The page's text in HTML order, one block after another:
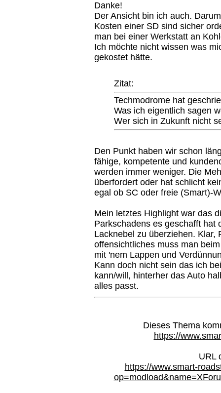
Danke!
Der Ansicht bin ich auch.
Kosten einer SD sind sicher
man bei einer Werkstatt an
Ich möchte nicht wissen was
gekostet hätte.
Zitat:
Techmodrome hat
Was ich eigentlich sagen
Wer sich in Zukunft nicht
Den Punkt haben wir schon
fähige, kompetente und
werden immer weniger. Die
überfordert oder hat schlicht
egal ob SC oder freie (Smart)-
Mein letztes Highlight war das
Parkschadens es geschafft hat
Lacknebel zu überziehen. Klar,
offensichtliches muss man
mit 'nem Lappen und
Kann doch nicht sein das ich
kann/will, hinterher das Auto
alles passt.
Dieses Thema
https://
URL
https://www.smart-